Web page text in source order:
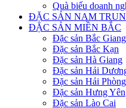
Quà biếu doanh
ĐẶC SẢN NAM
ĐẶC SẢN MIỀN BẮC
Đặc sản Bắc Giang
Đặc sản Bắc Kạn
Đặc sản Hà Giang
Đặc sản Hải
Đặc sản Hải Phòng
Đặc sản Hưng Yên
Đặc sản Lào Cai